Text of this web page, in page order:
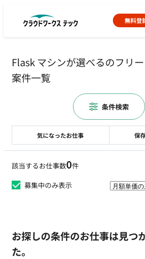
無料登
Flask マシンが選べるのフリ
案件一覧
該当するお仕事数0件
募集中のみ表示
お探しの条件のお仕事は見つ
た。
気になったお仕事 保
条件検索